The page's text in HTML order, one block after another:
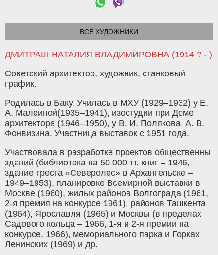
ВСЕ ХУДОЖНИКИ
ДМИТРАШ НАТАЛИЯ ВЛАДИМИРОВНА (1914 ? - )
Советский архитектор, художник, станковый
график.
Родилась в Баку. Училась в МХУ (1929–1932) у Е.
А. Малеиной(1935–1941), изостудии при Доме
архитектора (1946–1950), у В. И. Полякова, А. В.
Фонвизина. Участница выставок с 1951 года.
Участвовала в разработке проектов общественны
зданий (библиотека на 50 000 тт. книг – 1946,
здание треста «Северолес» в Архангельске –
1949–1953), планировке Всемирной выставки в
Москве (1960), жилых районов Волгограда (1961,
2-я премия на конкурсе 1961), районов Ташкента
(1964), Ярославля (1965) и Москвы (в пределах
Садового кольца – 1966, 1-я и 2-я премии на
конкурсе, 1966), мемориального парка и Горках
Ленинских (1969) и др.